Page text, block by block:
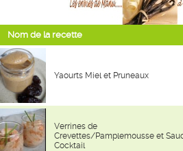
Nom de la recette
Yaourts Miel et Pruneaux
Verrines de
Crevettes/Pamplemousse et
Cocktail